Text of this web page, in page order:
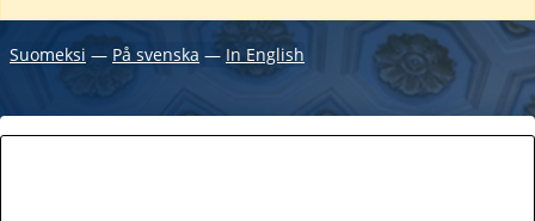
Suomeksi ― På svenska ― In English